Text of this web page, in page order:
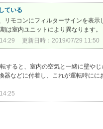
ている
リモコンにフィルターサインを表
は室内ユニットにより異なります
更新日時：2019/07/29 11:50
すると、室内の空気と一緒に壁
器などに付着し、これが運転時に